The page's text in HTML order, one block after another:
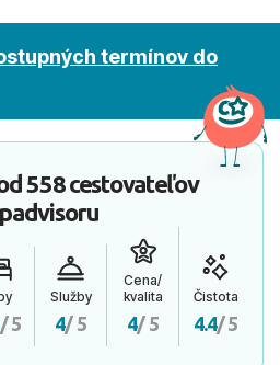
termínov do
558 cestovateľov
/ 5
Služby
4/ 5
Cena/
kvalita
4/ 5
Čistota
4.4/ 5